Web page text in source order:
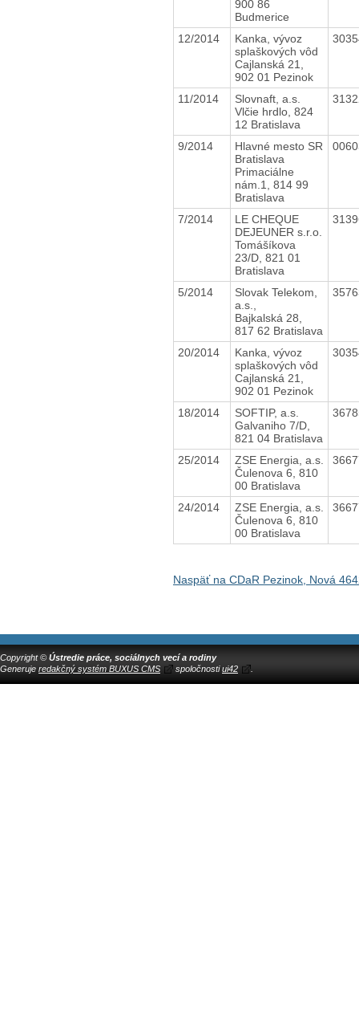
900 86
Budmerice
12/2014
Kanka, vývoz
splaškových vôd
Cajlanská 21,
902 01 Pezinok
11/2014
Slovnaft, a.s.
Vlčie hrdlo, 824
12 Bratislava
9/2014
Hlavné mesto SR
Bratislava
Primaciálne
nám.1, 814 99
Bratislava
7/2014
LE CHEQUE
DEJEUNER s.r.o.
Tomášíkova
23/D, 821 01
Bratislava
5/2014
Slovak Telekom,
a.s.,
Bajkalská 28,
817 62 Bratislava
20/2014
Kanka, vývoz
splaškových vôd
Cajlanská 21,
902 01 Pezinok
18/2014
SOFTIP, a.s.
Galvaniho 7/D,
821 04 Bratislava
25/2014
ZSE Energia, a.s.
Čulenova 6, 810
00 Bratislava
24/2014
ZSE Energia, a.s.
Čulenova 6, 810
00 Bratislava
Naspäť na CDaR Pezinok, Nová
Copyright © Ústredie práce, sociálnych vecí a rodiny
Generuje redakčný systém BUXUS CMS spoločnostiui42